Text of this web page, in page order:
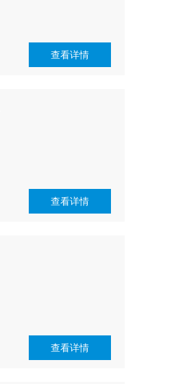
查看详情
查看详情
查看详情